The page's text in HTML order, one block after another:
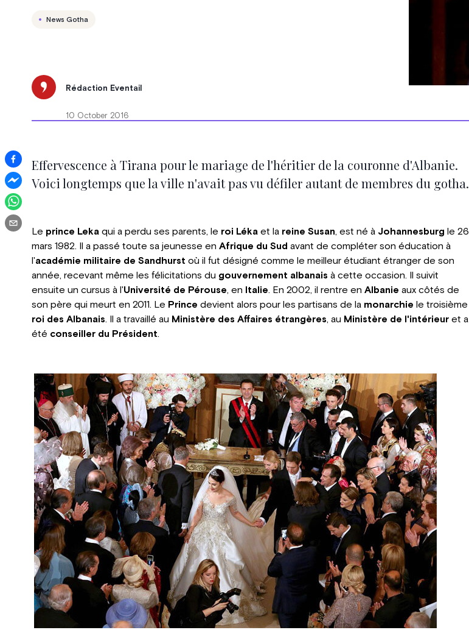
News Gotha
Rédaction Eventail
10 October 2016
Effervescence à Tirana pour le mariage de l'héritier de la couronne d'Albanie.
Voici longtemps que la ville n'avait pas vu défiler autant de membres du gotha.
Le prince Lekaqui a perdu ses parents, le roi Lékaet lareine Susan, est né àJohannesburg le 26
mars 1982. Il a passé toute sa jeunesse en Afrique du Sud avant de compléter son éducation à
l'académie militaire de Sandhurst où il fut désigné comme le meilleur étudiant étranger de son
année, recevant même les félicitations du gouvernement albanais à cette occasion. Il suivit
ensuite un cursus à l'Université de Pérouse, en Italie. En 2002, il rentre en Albanie aux côtés de
son père qui meurt en 2011. Le Prince devient alors pour les partisans de la monarchie le troisième
roi des Albanais. Il a travaillé au Ministère des Affaires étrangères, au Ministère de l'intérieuret a
été conseiller du Président.